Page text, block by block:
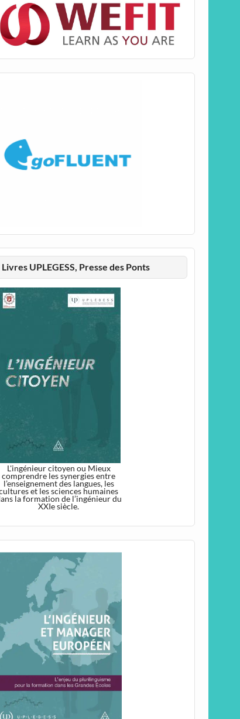
Livres UPLEGESS, Presse des Ponts
L'ingénieur citoyen ou Mieux
comprendre les synergies entre
l’enseignement des langues, les
et les sciences humaines
la formation de l’ingénieur du
XXIe siècle.